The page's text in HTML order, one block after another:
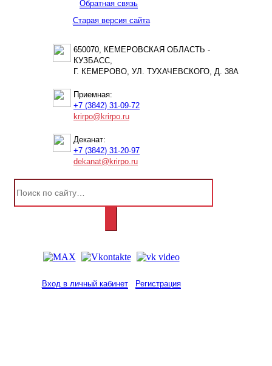
Обратная связь
Старая версия сайта
650070, КЕМЕРОВСКАЯ ОБЛАСТЬ -
КУЗБАСС,
Г. КЕМЕРОВО, УЛ. ТУХАЧЕВСКОГО, Д. 38А
Приемная:
+7 (3842) 31-09-72
krirpo@krirpo.ru
Деканат:
+7 (3842) 31-20-97
dekanat@krirpo.ru
Вход в личный кабинет Регистрация